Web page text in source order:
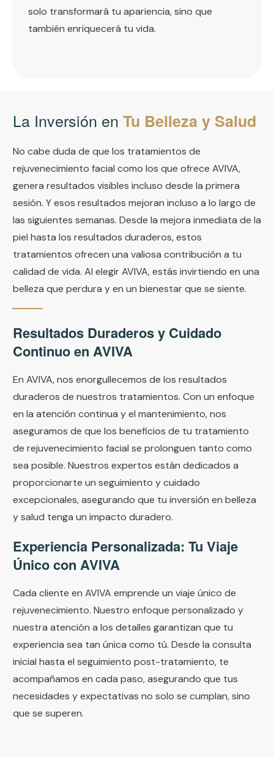
solo transformará tu apariencia, sino que
también enriquecerá tu vida.
La Inversión en Tu Belleza y Salud
No cabe duda de que los tratamientos de
rejuvenecimiento facial como los que ofrece AVIVA,
genera resultados visibles incluso desde la primera
sesión. Y esos resultados mejoran incluso a lo largo de
las siguientes semanas. Desde la mejora inmediata de la
piel hasta los resultados duraderos, estos
tratamientos ofrecen una valiosa contribución a tu
calidad de vida. Al elegir AVIVA, estás invirtiendo en una
belleza que perdura y en un bienestar que se siente.
Resultados Duraderos y Cuidado
Continuo en AVIVA
En AVIVA, nos enorgullecemos de los resultados
duraderos de nuestros tratamientos. Con un enfoque
en la atención continua y el mantenimiento, nos
aseguramos de que los beneficios de tu tratamiento
de rejuvenecimiento facial se prolonguen tanto como
sea posible. Nuestros expertos están dedicados a
proporcionarte un seguimiento y cuidado
excepcionales, asegurando que tu inversión en belleza
y salud tenga un impacto duradero.
Experiencia Personalizada: Tu Viaje
Único con AVIVA
Cada cliente en AVIVA emprende un viaje único de
rejuvenecimiento. Nuestro enfoque personalizado y
nuestra atención a los detalles garantizan que tu
experiencia sea tan única como tú. Desde la consulta
inicial hasta el seguimiento post-tratamiento, te
acompañamos en cada paso, asegurando que tus
necesidades y expectativas no solo se cumplan, sino
que se superen.